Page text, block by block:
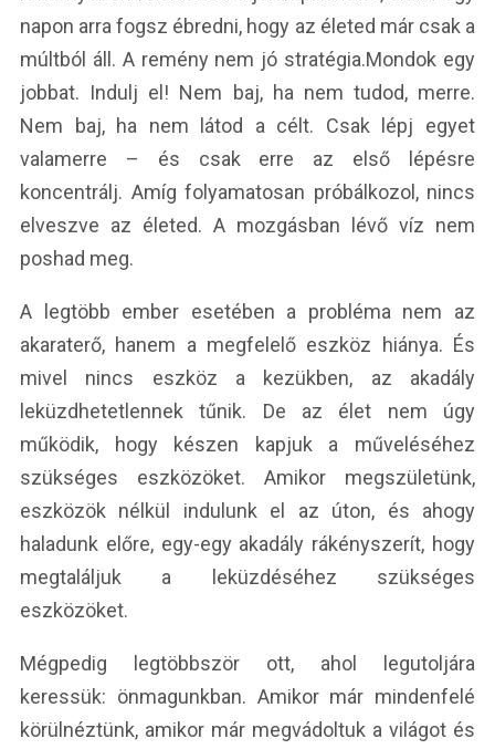
napon arra fogsz ébredni, hogy az életed már csak a
múltból áll. A remény nem jó stratégia.Mondok egy
jobbat. Indulj el! Nem baj, ha nem tudod, merre.
Nem baj, ha nem látod a célt. Csak lépj egyet
valamerre – és csak erre az első lépésre
koncentrálj. Amíg folyamatosan próbálkozol, nincs
elveszve az életed. A mozgásban lévő víz nem
poshad meg.
A legtöbb ember esetében a probléma nem az
akaraterő, hanem a megfelelő eszköz hiánya. És
mivel nincs eszköz a kezükben, az akadály
leküzdhetetlennek tűnik. De az élet nem úgy
működik, hogy készen kapjuk a műveléséhez
szükséges eszközöket. Amikor megszületünk,
eszközök nélkül indulunk el az úton, és ahogy
haladunk előre, egy-egy akadály rákényszerít, hogy
megtaláljuk a leküzdéséhez szükséges
eszközöket.
Mégpedig legtöbbször ott, ahol legutoljára
keressük: önmagunkban. Amikor már mindenfelé
körülnéztünk, amikor már megvádoltuk a világot és